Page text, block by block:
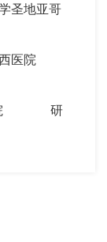
圣地亚哥
华西医院
医院 研